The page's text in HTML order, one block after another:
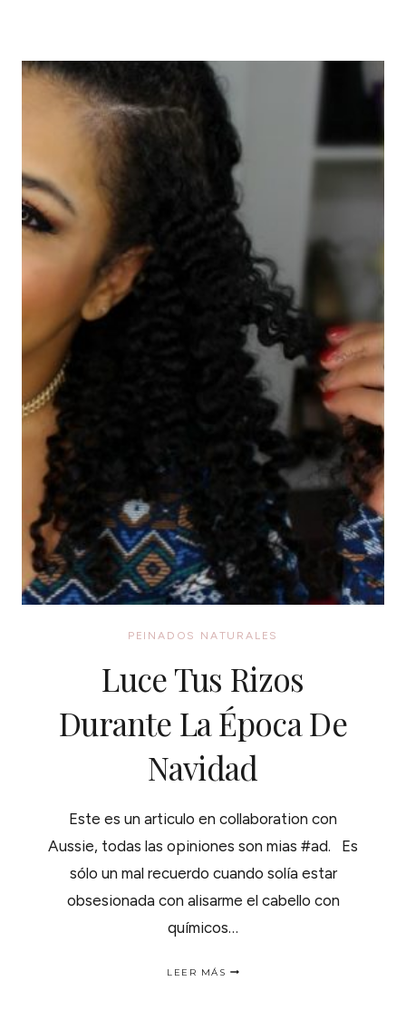
DE
FORMA
SEGURA.
PEINADOS NATURALES
Luce Tus Rizos
Durante La Época De
Navidad
Este es un articulo en collaboration con
Aussie, todas las opiniones son mias #ad. Es
sólo un mal recuerdo cuando solía estar
obsesionada con alisarme el cabello con
químicos…
LEER MÁS